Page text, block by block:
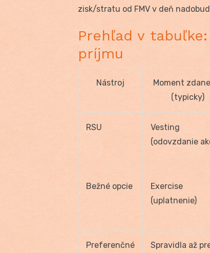
zisk/stratu od FMV v deň
Prehľad v
príjmu
Nástroj
Moment
(typicky)
RSU
Vesting
(odovzdanie
Bežné opcie
Exercise
(uplatnenie)
Preferenčné Spravidla až